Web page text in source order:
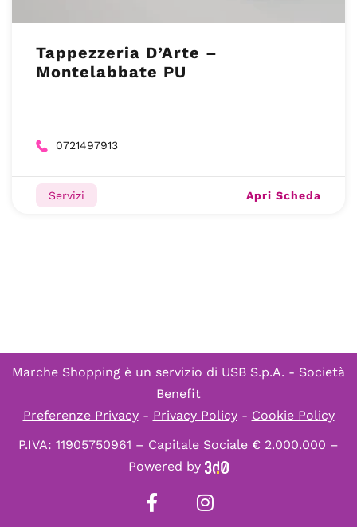
Tappezzeria D’Arte –
Montelabbate PU
0721497913
Servizi Apri Scheda
Marche Shopping è un servizio di USB S.p.A. - Società
Benefit
Preferenze Privacy- Privacy Policy- Cookie Policy
P.IVA: 11905750961 – Capitale Sociale € 2.000.000 –
Powered by